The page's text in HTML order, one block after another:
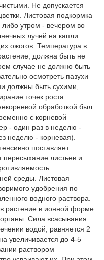
Не допускается
Листовая подкормка
либо утром - вечером во
лучей на капли
ожогов. Температура в
должна быть не
случае не должно быть
осмотреть пазухи
должны быть сухими,
точек роста.
обработкой был
с корневой
- один раз в неделю -
неделю - корневая).
поставляет
листьев и
среды. Листовая
удобрения по
водного раствора.
растение в ионной форме
Сила всасывания
водой, равняется 2
увеличивается до 4-5
раствором